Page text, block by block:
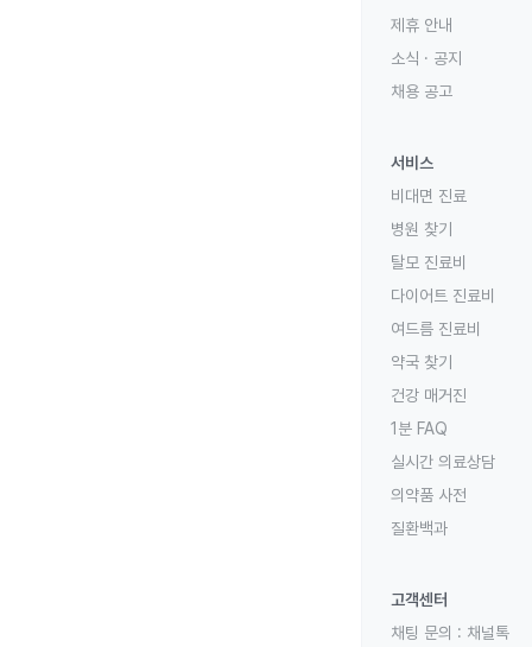
제휴 안내
소식 · 공지
채용 공고
서비스
비대면 진료
병원 찾기
탈모 진료비
다이어트 진료비
여드름 진료비
약국 찾기
건강 매거진
1분 FAQ
실시간 의료상담
의약품 사전
질환백과
고객센터
채팅 문의 : 채널톡